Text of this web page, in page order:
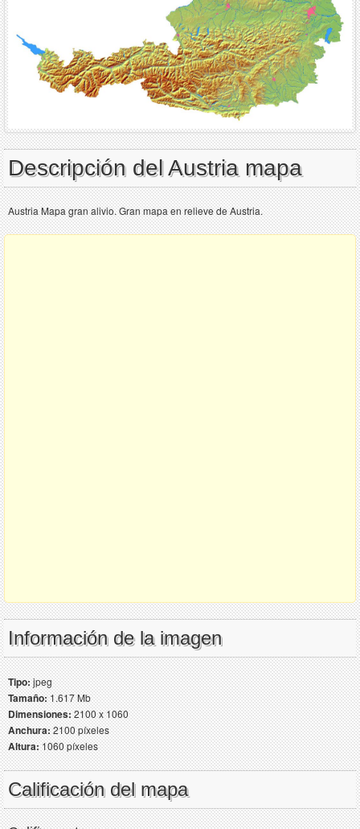
Descripción del Austria mapa
Austria Mapa gran alivio. Gran mapa en relieve de Austria.
Información de la imagen
Tipo:jpeg
Tamaño:1.617 Mb
Dimensiones:2100 x 1060
Anchura:2100 píxeles
Altura:1060 píxeles
Calificación del mapa